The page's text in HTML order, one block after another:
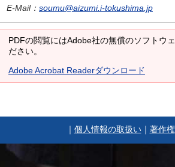
E-Mail： soumu@aizumi.i-tokushima.jp
PDFの閲覧にはAdobe社の無償のソフトウ
ださい。
Adobe Acrobat Readerダウンロード
｜ 個人情報の取扱い｜ 著作権